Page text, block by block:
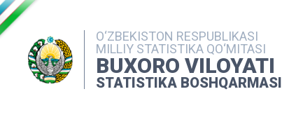
O‘ZBEKISTON RESPUBLIKASI
MILLIY STATISTIKA QO‘MITASI
BUXORO VILOYATI
STATISTIKA BOSHQARMASI